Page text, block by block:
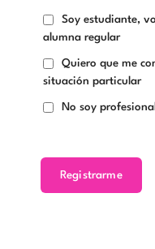
Soy estudiante,
alumna regular
Quiero que me
situación particular
No soy
Registrarme